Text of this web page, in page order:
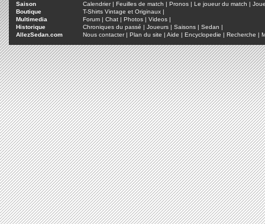
Saison
Calendrier| Feuilles de match | Pronos | Le joueur du match |
Boutique
T-Shirts Vintage et Originaux |
Multimedia
Forum | Chat | Photos | Videos |
Historique
Chroniques du passé | Joueurs | Saisons | Sedan |
AllezSedan.com
Nous contacter| Plan du site | Aide | Encyclopedie | Recherche |